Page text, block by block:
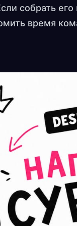
собрать
время